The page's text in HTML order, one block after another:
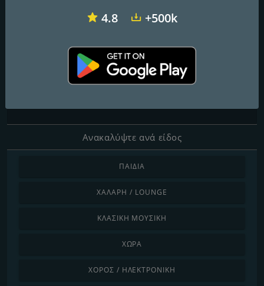
Συχνότητες FM
http://www.palmoskavala.gr/
Ανακαλύψτε ανά είδος
ΠΑΙΔΙΆ
ΧΑΛΑΡΉ / LOUNGE
ΚΛΑΣΙΚΉ ΜΟΥΣΙΚΉ
ΧΏΡΑ
ΧΟΡΌΣ / ΗΛΕΚΤΡΟΝΙΚΉ
4.8 +500k